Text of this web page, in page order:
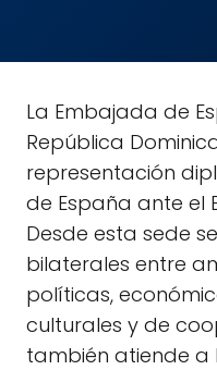
La Embajada de
República
representación
de España ante el
Desde esta sede
bilaterales entre
políticas,
culturales y de
también atiende a